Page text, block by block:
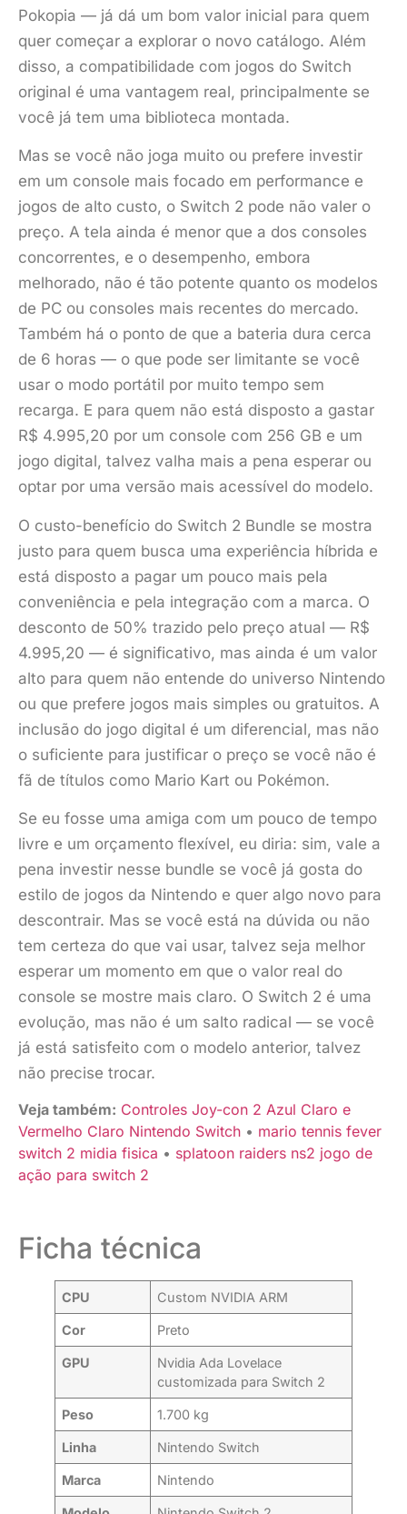
Pokopia — já dá um bom valor inicial para quem
quer começar a explorar o novo catálogo. Além
disso, a compatibilidade com jogos do Switch
original é uma vantagem real, principalmente se
você já tem uma biblioteca montada.
Mas se você não joga muito ou prefere investir
em um console mais focado em performance e
jogos de alto custo, o Switch 2 pode não valer o
preço. A tela ainda é menor que a dos consoles
concorrentes, e o desempenho, embora
melhorado, não é tão potente quanto os modelos
de PC ou consoles mais recentes do mercado.
Também há o ponto de que a bateria dura cerca
de 6 horas — o que pode ser limitante se você
usar o modo portátil por muito tempo sem
recarga. E para quem não está disposto a gastar
R$ 4.995,20 por um console com 256 GB e um
jogo digital, talvez valha mais a pena esperar ou
optar por uma versão mais acessível do modelo.
O custo-benefício do Switch 2 Bundle se mostra
justo para quem busca uma experiência híbrida e
está disposto a pagar um pouco mais pela
conveniência e pela integração com a marca. O
desconto de 50% trazido pelo preço atual — R$
4.995,20 — é significativo, mas ainda é um valor
alto para quem não entende do universo Nintendo
ou que prefere jogos mais simples ou gratuitos. A
inclusão do jogo digital é um diferencial, mas não
o suficiente para justificar o preço se você não é
fã de títulos como Mario Kart ou Pokémon.
Se eu fosse uma amiga com um pouco de tempo
livre e um orçamento flexível, eu diria: sim, vale a
pena investir nesse bundle se você já gosta do
estilo de jogos da Nintendo e quer algo novo para
descontrair. Mas se você está na dúvida ou não
tem certeza do que vai usar, talvez seja melhor
esperar um momento em que o valor real do
console se mostre mais claro. O Switch 2 é uma
evolução, mas não é um salto radical — se você
já está satisfeito com o modelo anterior, talvez
não precise trocar.
Veja também: Controles Joy-con 2 Azul Claro e
Vermelho Claro Nintendo Switch • mario tennis fever
switch 2 midia fisica • splatoon raiders ns2 jogo de
ação para switch 2
Ficha técnica
CPU Custom NVIDIA ARM
Cor Preto
GPU
Nvidia Ada Lovelace
customizada para Switch 2
Peso 1.700 kg
Linha Nintendo Switch
Marca Nintendo